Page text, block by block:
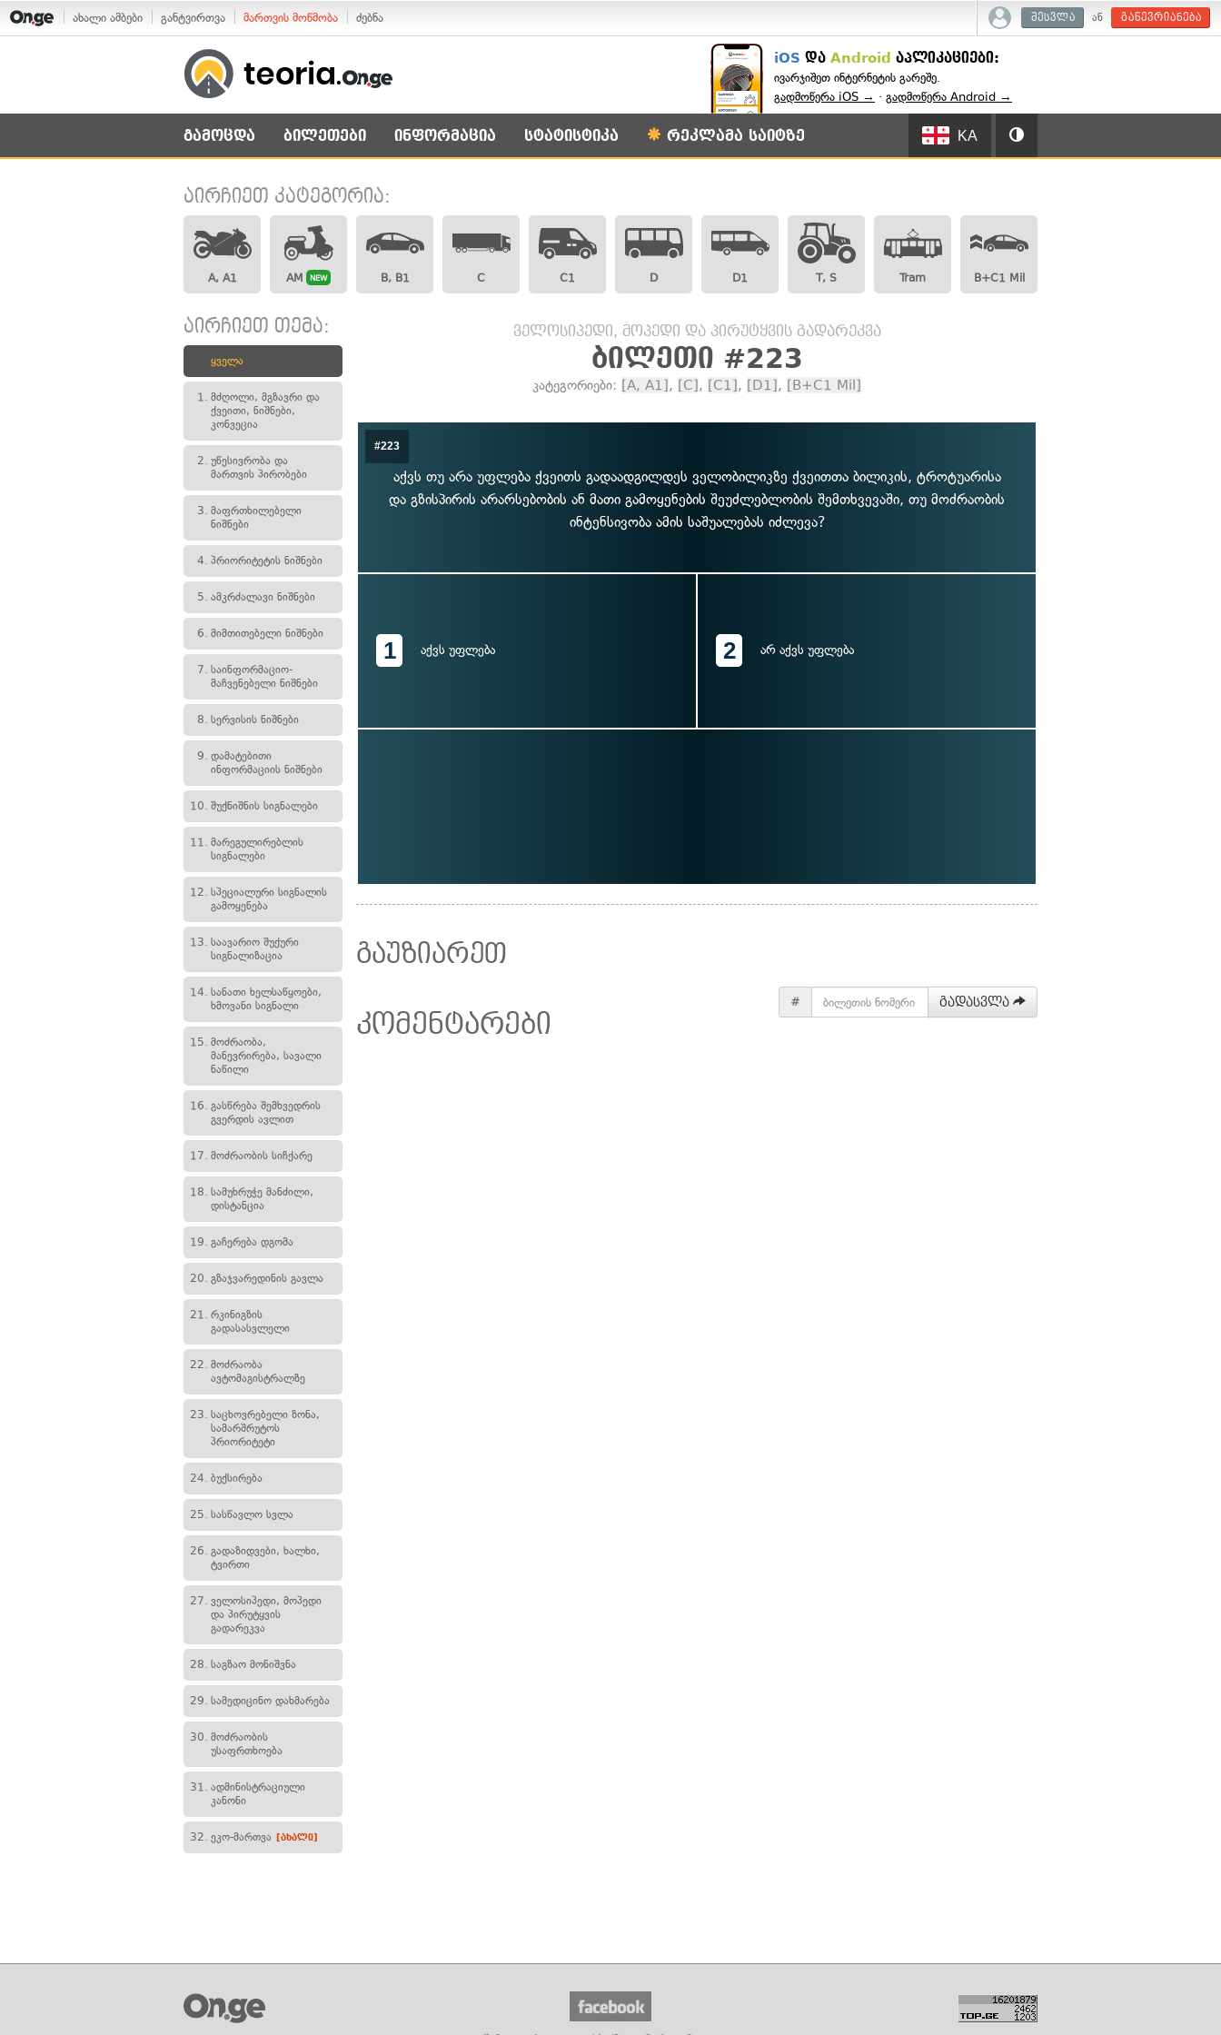
ახალი ამბები განტვირთვა მართვის მოწმობა ძებნა შესვლა ან გაწევრიანება
iOS და Android აპლიკაციები:
ივარჯიშეთ ინტერნეტის გარეშე.
გადმოწერა iOS → · გადმოწერა Android →
გამოცდა ბილეთები ინფორმაცია სტატისტიკა რეკლამა საიტზე KA
აირჩიეთ კატეგორია:
A, A1 AM NEW B, B1 C C1 D D1 T, S Tram B+C1 Mil
აირჩიეთ თემა:
ყველა
1. მძღოლი, მგზავრი და
ქვეითი, ნიშნები,
კონვეცია
2. უწესივრობა და
მართვის პირობები
3. მაფრთხილებელი
ნიშნები
4. პრიორიტეტის ნიშნები
5. ამკრძალავი ნიშნები
6. მიმთითებელი ნიშნები
7. საინფორმაციო-
მაჩვენებელი ნიშნები
8. სერვისის ნიშნები
9. დამატებითი
ინფორმაციის ნიშნები
10. შუქნიშნის სიგნალები
11. მარეგულირებლის
სიგნალები
12. სპეციალური სიგნალის
გამოყენება
13. საავარიო შუქური
სიგნალიზაცია
14. სანათი ხელსაწყოები,
ხმოვანი სიგნალი
15. მოძრაობა,
მანევრირება, სავალი
ნაწილი
16. გასწრება შემხვედრის
გვერდის ავლით
17. მოძრაობის სიჩქარე
18. სამუხრუჭე მანძილი,
დისტანცია
19. გაჩერება დგომა
20. გზაჯვარედინის გავლა
21. რკინიგზის
გადასასვლელი
22. მოძრაობა
ავტომაგისტრალზე
23. საცხოვრებელი ზონა,
სამარშრუტოს
პრიორიტეტი
24. ბუქსირება
25. სასწავლო სვლა
26. გადაზიდვები, ხალხი,
ტვირთი
27. ველოსიპედი, მოპედი
და პირუტყვის
გადარეკვა
28. საგზაო მონიშვნა
29. სამედიცინო დახმარება
30. მოძრაობის
უსაფრთხოება
31. ადმინისტრაციული
კანონი
32. ეკო-მართვა [ახალი]
ველოსიპედი, მოპედი და პირუტყვის გადარეკვა
ბილეთი #223
კატეგორიები: [A, A1], [C], [C1], [D1], [B+C1 Mil]
#223
აქვს თუ არა უფლება ქვეითს გადაადგილდეს ველობილიკზე ქვეითთა ბილიკის, ტროტუარისა
და გზისპირის არარსებობის ან მათი გამოყენების შეუძლებლობის შემთხვევაში, თუ მოძრაობის
ინტენსივობა ამის საშუალებას იძლევა?
1 აქვს უფლება 2 არ აქვს უფლება
# გადასვლა
გაუზიარეთ
კომენტარები